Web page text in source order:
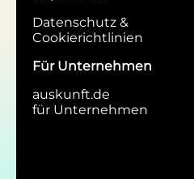
Datenschutz &
Cookierichtlinien
Für Unternehmen
auskunft.de
für Unternehmen